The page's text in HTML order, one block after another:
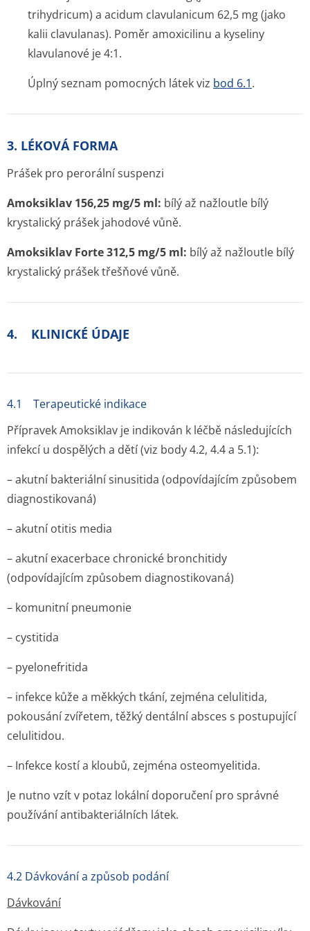
trihydricum) a acidum clavulanicum 62,5 mg (jako
kalii clavulanas). Poměr amoxicilinu a kyseliny
klavulanové je 4:1.
Úplný seznam pomocných látek viz bod 6.1.
3. LÉKOVÁ FORMA
Prášek pro perorální suspenzi
Amoksiklav 156,25 mg/5 ml: bílý až nažloutle bílý
krystalický prášek jahodové vůně.
Amoksiklav Forte 312,5 mg/5 ml: bílý až nažloutle bílý
krystalický prášek třešňové vůně.
4. KLINICKÉ ÚDAJE
4.1 Terapeutické indikace
Přípravek Amoksiklav je indikován k léčbě následujících
infekcí u dospělých a dětí (viz body 4.2, 4.4 a 5.1):
– akutní bakteriální sinusitida (odpovídajícím způsobem
diagnostikovaná)
– akutní otitis media
– akutní exacerbace chronické bronchitidy
(odpovídajícím způsobem diagnostikovaná)
– komunitní pneumonie
– cystitida
– pyelonefritida
– infekce kůže a měkkých tkání, zejména celulitida,
pokousání zvířetem, těžký dentální absces s postupující
celulitidou.
– Infekce kostí a kloubů, zejména osteomyelitida.
Je nutno vzít v potaz lokální doporučení pro správné
používání antibakteriál­ních látek.
4.2 Dávkování a způsob podání
Dávkování